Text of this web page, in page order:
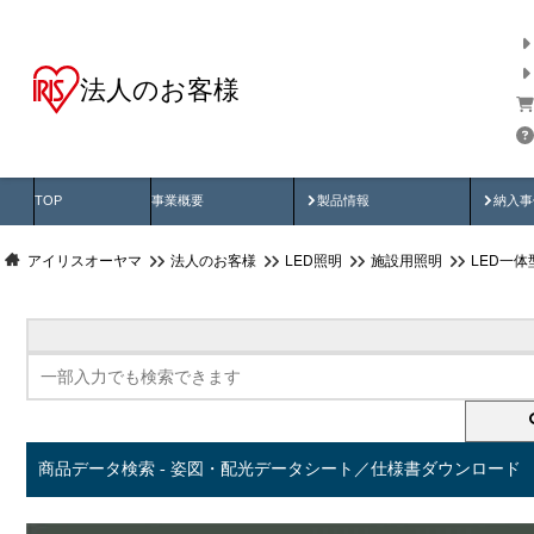
法人のお客様
TOP 事業概要 製品情報
製品動画 納入
納
アイリスオーヤマ 法人のお客様 LED照明 施設用照明 LED一体
商品データ検索 - 姿図・配光データシート／仕様書ダウンロード